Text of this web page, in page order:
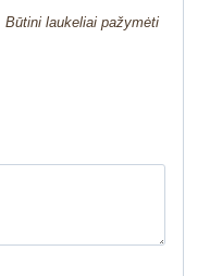
Būtini laukeliai pažymėti